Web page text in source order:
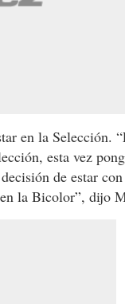
en la Selección.
esta vez
de estar
la Bicolor”, dijo